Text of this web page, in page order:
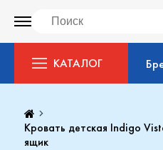
КАТАЛОГ
Кровать детская Indigo
ящик